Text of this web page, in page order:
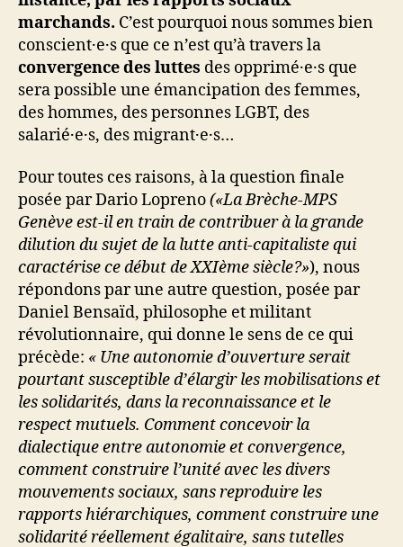
marchands. C’est pourquoi nous sommes bien
conscient·e·s que ce n’est qu’à travers la
convergence des luttes des opprimé·e·s que
sera possible une émancipation des femmes,
des hommes, des personnes LGBT, des
salarié·e·s, des migrant·e·s…
Pour toutes ces raisons, à la question finale
posée par Dario Lopreno(«La Brèche-MPS
Genève est-il en train de contribuer à la grande
dilution du sujet de la lutte anti-capitaliste qui
caractérise ce début de XXIème siècle?»), nous
répondons par une autre question, posée par
Daniel Bensaïd, philosophe et militant
révolutionnaire, qui donne le sens de ce qui
précède: « Une autonomie d’ouverture serait
pourtant susceptible d’élargir les mobilisations et
les solidarités, dans la reconnaissance et le
respect mutuels. Comment concevoir la
dialectique entre autonomie et convergence,
comment construire l’unité avec les divers
mouvements sociaux, sans reproduire les
rapports hiérarchiques, comment construire une
solidarité réellement égalitaire, sans tutelles